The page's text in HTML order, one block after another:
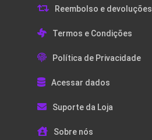
Reembolso e devoluções
Termos e Condições
Política de Privacidade
Acessar dados
Suporte da Loja
Sobre nós